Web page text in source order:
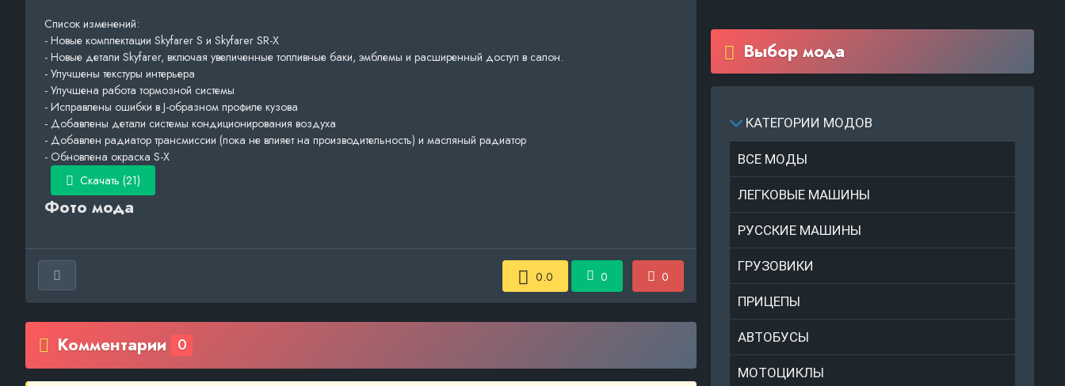
Список изменений:
- Новые комплектации Skyfarer S и Skyfarer SR-X
- Новые детали Skyfarer, включая увеличенные топливные баки, эмблемы и расширенный доступ в салон.
- Улучшены текстуры интерьера
- Улучшена работа тормозной системы
- Исправлены ошибки в J-образном профиле кузова
- Добавлены детали системы кондиционирования воздуха
- Добавлен радиатор трансмиссии (пока не влияет на производительность) и масляный радиатор
- Обновлена ​​окраска S-X
Скачать (21)
Фото мода
0.0 0 0
Комментарии 0
Выбор мода
КАТЕГОРИИ МОДОВ
ВСЕ МОДЫ
ЛЕГКОВЫЕ МАШИНЫ
РУССКИЕ МАШИНЫ
ГРУЗОВИКИ
ПРИЦЕПЫ
АВТОБУСЫ
МОТОЦИКЛЫ